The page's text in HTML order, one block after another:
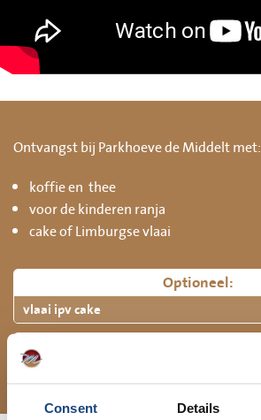
Consent Details
Ontvangst bij Parkhoeve de Middelt met:
koffie en thee
voor de kinderen ranja
cake of Limburgse vlaai
Optioneel:
vlaai ipv cake
koffie en cake